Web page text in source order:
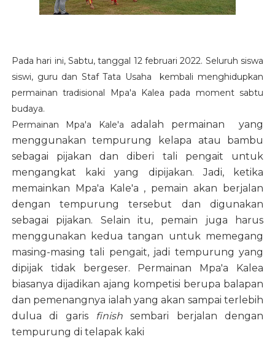
Pada hari ini, Sabtu, tanggal 12 februari 2022. Seluruh siswa
siswi, guru dan Staf Tata Usaha kembali menghidupkan
permainan tradisional Mpa'a Kalea pada moment sabtu
budaya.
Permainan Mpa'a Kale'a adalah permainan yang
menggunakan tempurung kelapa atau bambu
sebagai pijakan dan diberi tali pengait untuk
mengangkat kaki yang dipijakan. Jadi, ketika
memainkan Mpa'a Kale'a , pemain akan berjalan
dengan tempurung tersebut dan digunakan
sebagai pijakan. Selain itu, pemain juga harus
menggunakan kedua tangan untuk memegang
masing-masing tali pengait, jadi tempurung yang
dipijak tidak bergeser. Permainan Mpa'a Kalea
biasanya dijadikan ajang kompetisi berupa balapan
dan pemenangnya ialah yang akan sampai terlebih
dulua di garis
finish sembari berjalan dengan
tempurung di telapak kaki